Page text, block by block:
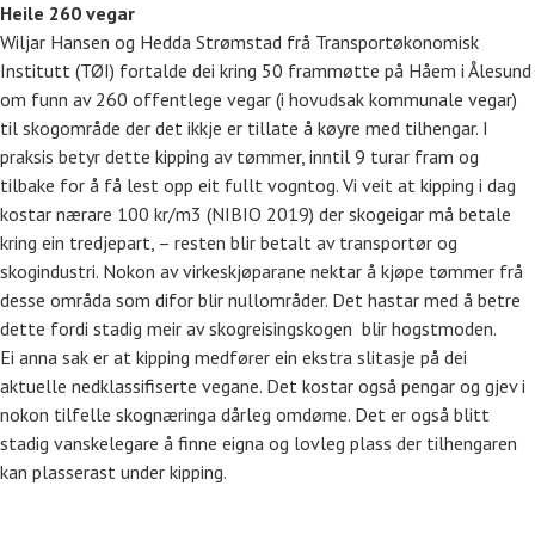
Heile 260 vegar
Wiljar Hansen og Hedda Strømstad frå Transportøkonomisk
Institutt (TØI) fortalde dei kring 50 frammøtte på Håem i Ålesund
om funn av 260 offentlege vegar (i hovudsak kommunale vegar)
til skogområde der det ikkje er tillate å køyre med tilhengar. I
praksis betyr dette kipping av tømmer, inntil 9 turar fram og
tilbake for å få lest opp eit fullt vogntog. Vi veit at kipping i dag
kostar nærare 100 kr/m3 (NIBIO 2019) der skogeigar må betale
kring ein tredjepart, – resten blir betalt av transportør og
skogindustri. Nokon av virkeskjøparane nektar å kjøpe tømmer frå
desse områda som difor blir nullområder. Det hastar med å betre
dette fordi stadig meir av skogreisingskogen blir hogstmoden.
Ei anna sak er at kipping medfører ein ekstra slitasje på dei
aktuelle nedklassifiserte vegane. Det kostar også pengar og gjev i
nokon tilfelle skognæringa dårleg omdøme. Det er også blitt
stadig vanskelegare å finne eigna og lovleg plass der tilhengaren
kan plasserast under kipping.